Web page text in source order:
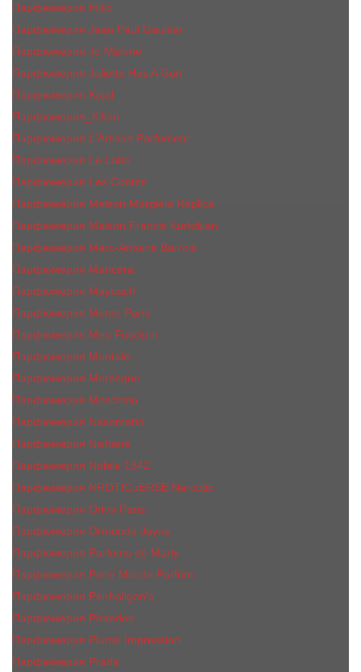
Парфюмерия Initio
Парфюмерия Jean Paul Gaultier
Парфюмерия Jо Malоnе
Парфюмерия Juliette Has A Gun
Парфюмерия Kajal
Парфюмерия_КiIiаn
Парфюмерия L'Artisan Parfumeur
Парфюмерия Le Labo
Парфюмерия Les Contes
Парфюмерия Maison Margiela Replica
Парфюмерия Maison Francis Kurkdjian
Парфюмерия Marc-Antoine Barrois
Парфюмерия Mancera
Парфюмерия Maybach
Парфюмерия Memo Paris
Парфюмерия Meo Fusciuni
Парфюмерия Montale
Парфюмерия Moresque
Парфюмерия Moschino
Парфюмерия Nasomatto
Парфюмерия Nishane
Парфюмерия Nobile 1942
Парфюмерия NROTICuERSE Narcotic
Парфюмерия Orlov Paris
Парфюмерия Ormonde Jayne
Парфюмерия Parfums de Marly
Парфюмерия Parle Moi de Parfum
Парфюмерия Penhaligon's
Парфюмерия Phaedon
Парфюмерия Plume Impression
Парфюмерия Prada